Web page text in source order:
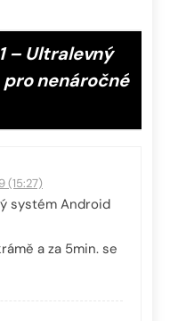
– Ultralevný
nenáročné
(15:27)
systém Android
a za 5min. se